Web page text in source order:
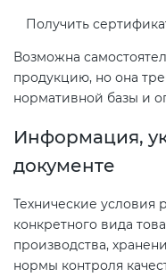
Получить
Возможна
продукцию, но она
нормативной базы и
Информация,
документе
Технические условия
конкретного вида
производства,
нормы контроля